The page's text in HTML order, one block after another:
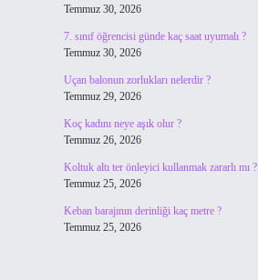
Temmuz 30, 2026
7. sınıf öğrencisi günde kaç saat uyumalı ?
Temmuz 30, 2026
Uçan balonun zorlukları nelerdir ?
Temmuz 29, 2026
Koç kadını neye aşık olur ?
Temmuz 26, 2026
Koltuk altı ter önleyici kullanmak zararlı mı ?
Temmuz 25, 2026
Keban barajının derinliği kaç metre ?
Temmuz 25, 2026